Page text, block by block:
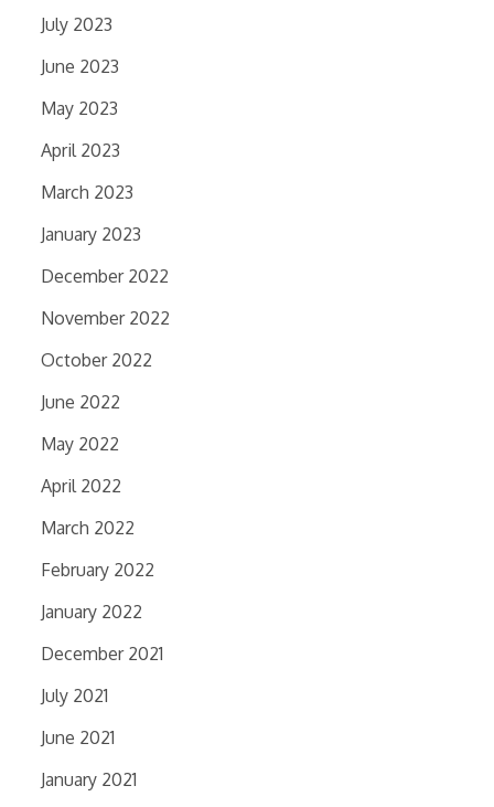
July 2023
June 2023
May 2023
April 2023
March 2023
January 2023
December 2022
November 2022
October 2022
June 2022
May 2022
April 2022
March 2022
February 2022
January 2022
December 2021
July 2021
June 2021
January 2021